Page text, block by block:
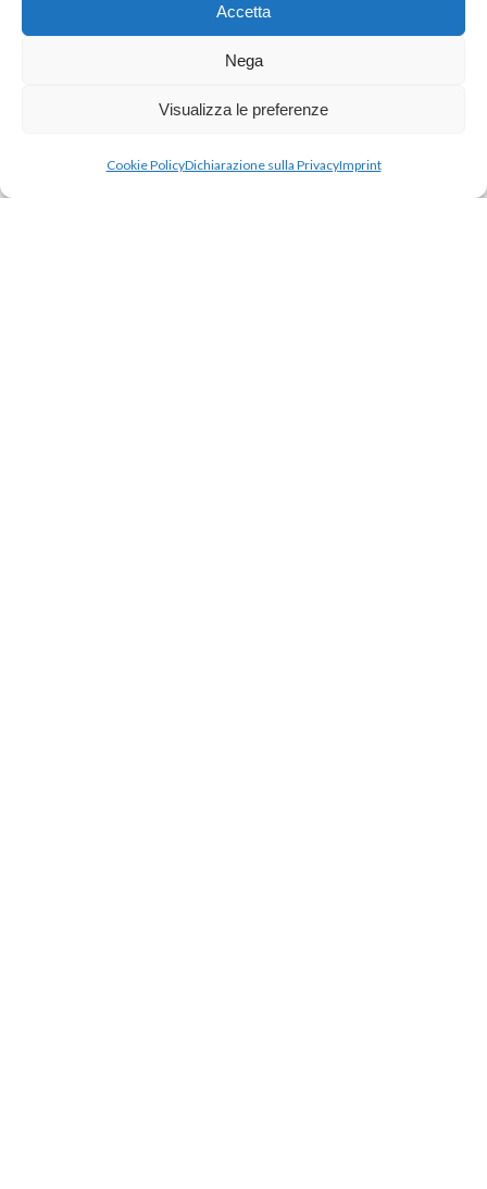
Accetta
Nega
Visualizza le preferenze
Cookie PolicyDichiarazione sulla PrivacyImprint